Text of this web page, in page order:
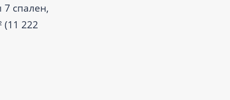
7 спален,
(11 222